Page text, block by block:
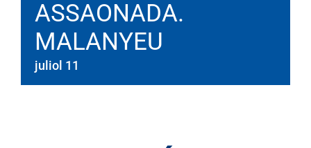
ASSAONADA.
MALANYEU
juliol 11